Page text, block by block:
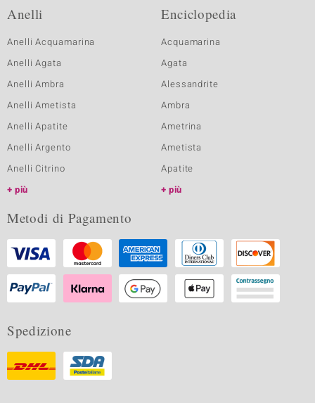
Anelli
Anelli Acquamarina
Anelli Agata
Anelli Ambra
Anelli Ametista
Anelli Apatite
Anelli Argento
Anelli Citrino
più
Enciclopedia
Acquamarina
Agata
Alessandrite
Ambra
Ametrina
Ametista
Apatite
più
Metodi di Pagamento
Spedizione